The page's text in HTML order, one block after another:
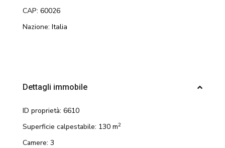
CAP: 60026
Nazione: Italia
Dettagli immobile
ID proprietà: 6610
Superficie calpestabile: 130 m2
Camere: 3